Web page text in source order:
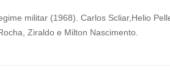
militar (1968). Carlos Scliar,Helio
Ziraldo e Milton Nascimento.